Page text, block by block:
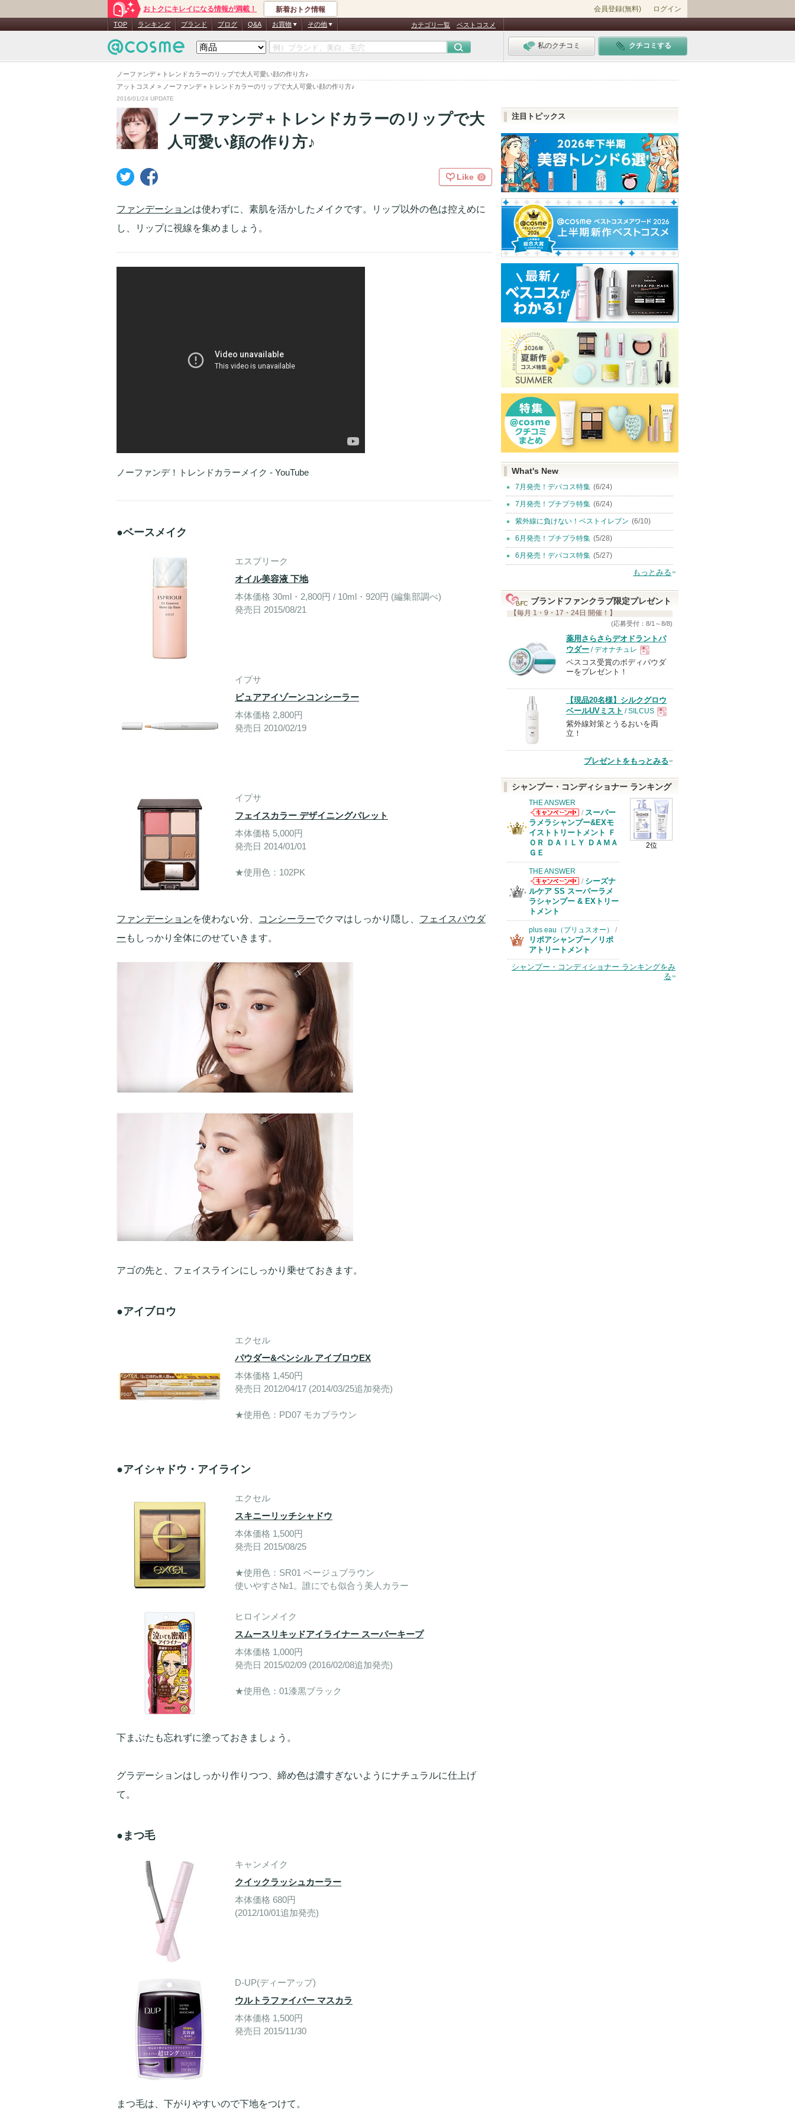
ノーファンデ＋トレンドカラーのリップで大人可愛い顔の作り方♪
アットコスメ > ノーファンデ＋トレンドカラーのリップで大人可愛い顔の作り方♪
おトクにキレイになる情報が満載！ 新着おトク情報 会員登録(無料) ログイン
TOP ランキング ブランド ブログ Q&A お買物 その他 カテゴリ一覧 ベストコスメ
私のクチコミ クチコミする
2016/01/24 UPDATE
ノーファンデ＋トレンドカラーのリップで大
人可愛い顔の作り方♪
Like 0
ファンデーションは使わずに、素肌を活かしたメイクです。リップ以外の色は控えめに
し、リップに視線を集めましょう。
ノーファンデ！トレンドカラーメイク - YouTube
●ベースメイク
エスプリーク
オイル美容液 下地
本体価格 30ml・2,800円 / 10ml・920円 (編集部調べ)
発売日 2015/08/21
イプサ
ピュアアイゾーンコンシーラー
本体価格 2,800円
発売日 2010/02/19
イプサ
フェイスカラー デザイニングパレット
本体価格 5,000円
発売日 2014/01/01
★使用色：102PK
ファンデーションを使わない分、 コンシーラーでクマはしっかり隠し、 フェイスパウダ
ー もしっかり全体にのせていきます。
アゴの先と、フェイスラインにしっかり乗せておきます。
●アイブロウ
エクセル
パウダー&ペンシル アイブロウEX
本体価格 1,450円
発売日 2012/04/17 (2014/03/25追加発売)
★使用色：PD07 モカブラウン
●アイシャドウ・アイライン
エクセル
スキニーリッチシャドウ
本体価格 1,500円
発売日 2015/08/25
★使用色：SR01 ベージュブラウン
使いやすさ№1。誰にでも似合う美人カラー
ヒロインメイク
スムースリキッドアイライナー スーパーキープ
本体価格 1,000円
発売日 2015/02/09 (2016/02/08追加発売)
★使用色：01漆黒ブラック
下まぶたも忘れずに塗っておきましょう。
グラデーションはしっかり作りつつ、締め色は濃すぎないようにナチュラルに仕上げ
て。
●まつ毛
キャンメイク
クイックラッシュカーラー
本体価格 680円
(2012/10/01追加発売)
D-UP(ディーアップ)
ウルトラファイバー マスカラ
本体価格 1,500円
発売日 2015/11/30
まつ毛は、下がりやすいので下地をつけて。
注目トピックス
What's New
7月発売！デパコス特集 (6/24)
7月発売！プチプラ特集 (6/24)
紫外線に負けない！ベストイレブン (6/10)
6月発売！プチプラ特集 (5/28)
6月発売！デパコス特集 (5/27)
もっとみる
ブランドファンクラブ限定プレゼント
【毎月 1・9・17・24日 開催！】
(応募受付：8/1～8/8)
薬用さらさらデオドラントパ
ウダー / デオナチュレ
現
品
ベスコス受賞のボディパウダ
ーをプレゼント！
【現品20名様】シルクグロウ
ベールUVミスト / SILCUS
現
品
紫外線対策とうるおいを両
立！
プレゼントをもっとみる
シャンプー・コンディショナー ランキング
2位
THE ANSWER
THE ANSWER
からのお知らせ
があります
/ スーパー
ラメラシャンプー&EXモ
イストトリートメント Ｆ
ＯＲ ＤＡＩＬＹ ＤＡＭＡ
ＧＥ
THE ANSWER
THE ANSWER
からのお知らせ
があります
/ シーズナ
ルケア SS スーパーラメ
ラシャンプー & EXトリー
トメント
plus eau（プリュスオー） /
リポアシャンプー／リポ
アトリートメント
シャンプー・コンディショナー ランキングをみ
る